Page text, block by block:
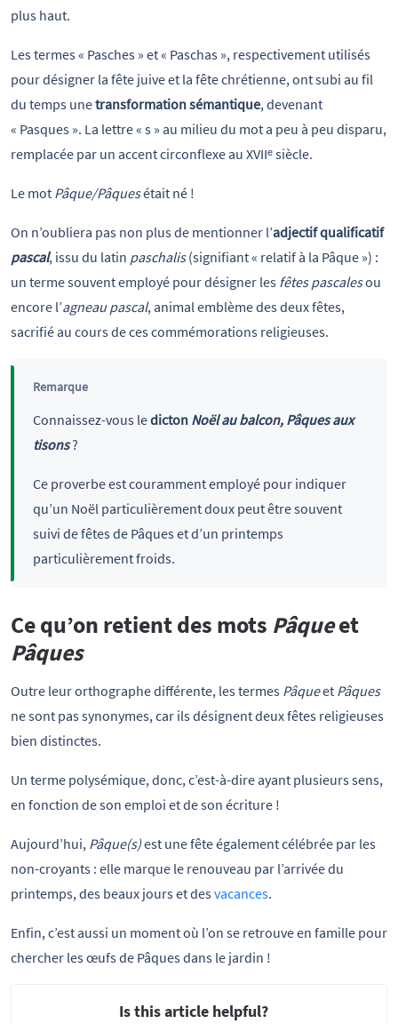
plus haut.
Les termes « Pasches » et « Paschas », respectivement utilisés
pour désigner la fête juive et la fête chrétienne, ont subi au fil
du temps unetransformation sémantique, devenant
« Pasques ». La lettre « s » au milieu du mot a peu à peu disparu,
remplacée par un accent circonflexe au XVIIᵉ siècle.
Le mot Pâque/Pâquesétait né !
On n’oubliera pas non plus de mentionner l’adjectif qualificatif
pascal, issu du latin paschalis(signifiant « relatif à la Pâque ») :
un terme souvent employé pour désigner les fêtes pascalesou
encore l’agneau pascal, animal emblème des deux fêtes,
sacrifié au cours de ces commémorations religieuses.
Remarque
Connaissez-vous ledicton Noël au balcon, Pâques aux
tisons?
Ce proverbe est couramment employé pour indiquer
qu’un Noël particulièrement doux peut être souvent
suivi de fêtes de Pâques et d’un printemps
particulièrement froids.
Ce qu’on retient des mots Pâqueet
Pâques
Outre leur orthographe différente, les termes Pâqueet Pâques
ne sont pas synonymes, car ils désignent deux fêtes religieuses
bien distinctes.
Un terme polysémique, donc, c’est-à-dire ayant plusieurs sens,
en fonction de son emploi et de son écriture !
Aujourd’hui, Pâque(s)est une fête également célébrée par les
non-croyants : elle marque le renouveau par l’arrivée du
printemps, des beaux jours et desvacances.
Enfin, c’est aussi un moment où l’on se retrouve en famille pour
chercher les œufs de Pâques dans le jardin !
Is this article helpful?